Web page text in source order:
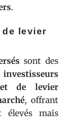
.
de levier
sont des
investisseurs
de levier
, offrant
élevés mais